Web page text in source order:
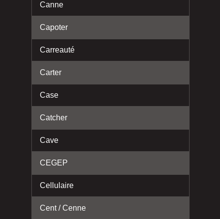
Canne
Capoter
Carreauté
Carter
Case
Catcher
Cave
CEGEP
Cellulaire
Cent / Cenne